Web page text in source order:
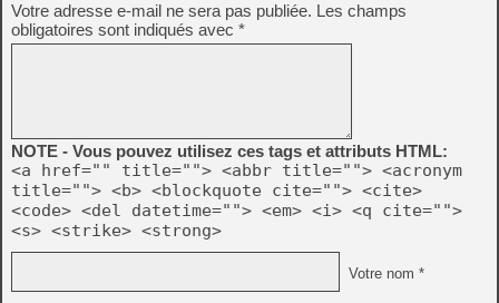
Votre adresse e-mail ne sera pas publiée. Les champs
obligatoires sont indiqués avec *
NOTE - Vous pouvez utilisez ces tags et attributs HTML:
<a href="" title=""> <abbr title=""> <acronym
title=""> <b> <blockquote cite=""> <cite>
<code> <del datetime=""> <em> <i> <q cite="">
<s> <strike> <strong>
Votre nom *